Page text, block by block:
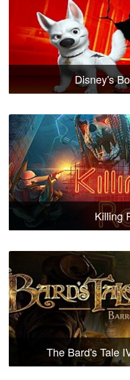
Disney's
Killing
The Bard's Tale